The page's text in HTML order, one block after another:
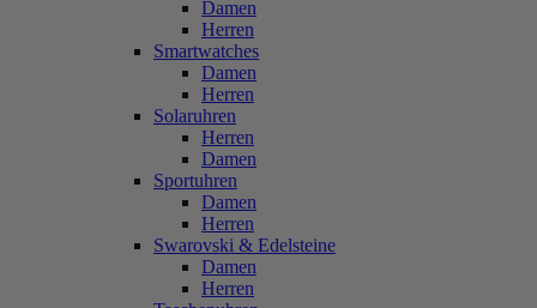
Damen
Herren
Smartwatches
Damen
Herren
Solaruhren
Herren
Damen
Sportuhren
Damen
Herren
Swarovski & Edelsteine
Damen
Herren